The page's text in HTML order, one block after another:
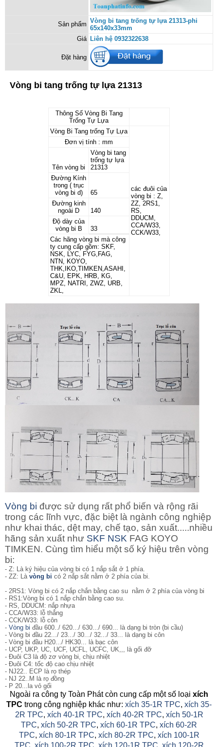
Sản phẩm Vòng bi tang trống tự lựa 21313-phi
65x140x33mm
Giá Liên hệ 0932322638
Đặt hàng
Vòng bi tang trống tự lựa 21313
Thông Số Vòng Bi Tang
Trống Tự Lựa
Vòng Bi Tang trống Tự Lựa
các đuôi của
vòng bi : Z,
ZZ, 2RS1,
RS,
DDUCM,
CCA/W33,
CCK/W33,
Đơn vị tính : mm
Tên vòng bi
Vòng bi tang
trống tự lựa
21313
Đường Kính
trong ( trục
vòng bi d)
65
Đường kinh
ngoài D
140
Độ dày của
vòng bi B
33
Các hãng vòng bi mà công
ty cung cấp gồm: SKF,
NSK, LYC, FYG,FAG,
NTN, KOYO,
THK,IKO,TIMKEN,ASAHI,
C&U, EPK, HRB, KG,
MPZ, NATRI, ZWZ, URB,
ZKL,
Vòng bi được sử dụng rất phổ biến và rộng rãi
trong các lĩnh vực, đặc biệt là ngành công nghiệp
như khai thác, dệt may, chế tạo, sản xuất.....nhiều
hãng sản xuất như SKF NSK FAG KOYO
TIMKEN. Cùng tìm hiểu một số ký hiệu trên vòng
bi:
- Z: Là ký hiệu của vòng bi có 1 nắp sắt ở 1 phía.
- ZZ: Là vòng bi có 2 nắp sắt nằm ở 2 phía của bi.
- 2RS1: Vòng bi có 2 nắp chắn bằng cao su nằm ở 2 phía của vòng bi
- RS1:Vòng bi có 1 nắp chắn bằng cao su.
- RS, DDUCM: nắp nhựa
- CCA/W33: lỗ thẳng
- CCK/W33: lỗ côn
- Vòng bi đầu 600../ 620.../ 630.../ 690... là dạng bi tròn (bi cầu)
- Vòng bi đầu 22.../ 23.../ 30.../ 32.../ 33... là dạng bi côn
- Vòng bi đầu H20.../ HK30... là bạc côn
- UCP, UKP, UC, UCF, UCFL, UCFC, UK,,, là gối đỡ
- Đuôi C3 là độ zơ vòng bi, chịu nhiệt
- Đuôi C4: tốc độ cao chịu nhiệt
- NJ22.. ECP là rọ thép
- NJ 22..M là rọ đồng
- P 20...la vỏ gối
Ngoài ra công ty Toàn Phát còn cung cấp một số loại xích
TPC trong công nghiệp khác như: xích 35-1R TPC, xích 35-
2R TPC, xích 40-1R TPC, xích 40-2R TPC, xích 50-1R
TPC, xích 50-2R TPC, xích 60-1R TPC, xích 60-2R
TPC, xích 80-1R TPC, xích 80-2R TPC, xích 100-1R